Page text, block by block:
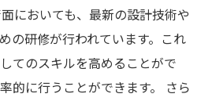
においても、最新の設計技術や
の研修が行われています。これ
てのスキルを高めることがで
的に行うことができます。 さら